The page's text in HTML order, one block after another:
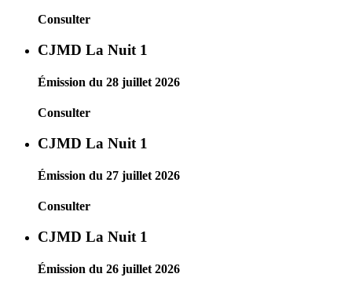
Consulter
CJMD La Nuit 1
Émission du 28 juillet 2026
Consulter
CJMD La Nuit 1
Émission du 27 juillet 2026
Consulter
CJMD La Nuit 1
Émission du 26 juillet 2026